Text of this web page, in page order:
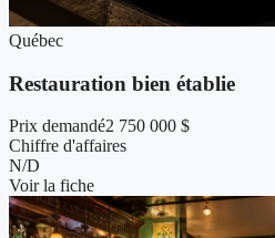
Québec
Restauration bien établie
Prix demandé2 750 000 $
Chiffre d'affaires
N/D
Voir la fiche